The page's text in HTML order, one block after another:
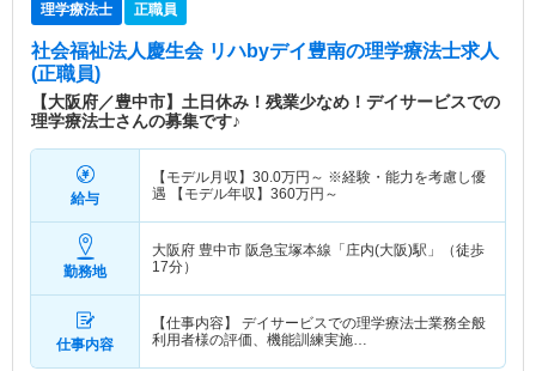
理学療法士 正職員
社会福祉法人慶生会 リハbyデイ豊南の理学療法士求人
(正職員)
【大阪府／豊中市】土日休み！残業少なめ！デイサービスでの
理学療法士さんの募集です♪
給与
【モデル月収】 30.0万円～ ※経験・能力を考慮し優
遇 【モデル年収】 360万円～
勤務地
大阪府 豊中市 阪急宝塚本線「庄内(大阪)駅」（徒歩
17分）
仕事内容
【仕事内容】 デイサービスでの理学療法士業務全般
利用者様の評価、機能訓練実施…